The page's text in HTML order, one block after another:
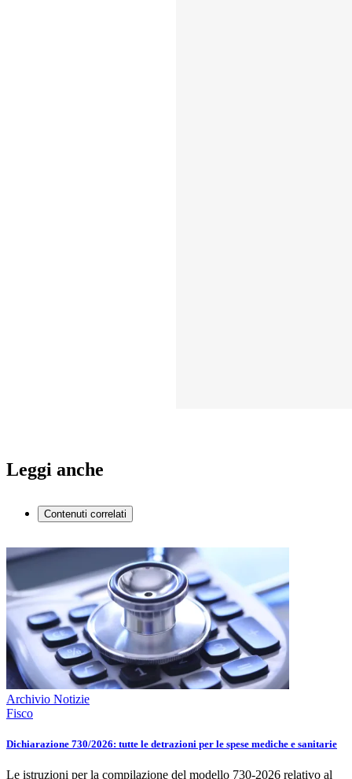
Leggi anche
Contenuti correlati
Archivio Notizie
Fisco
Dichiarazione 730/2026: tutte le detrazioni per le spese mediche e sanitarie
Le istruzioni per la compilazione del modello 730-2026 relativo al